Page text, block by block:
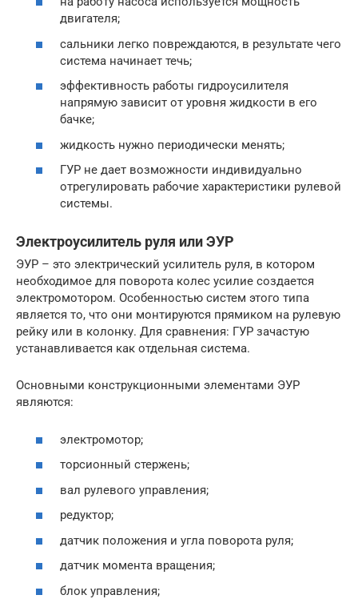
двигателя;
сальники легко повреждаются, в результате чего
система начинает течь;
эффективность работы гидроусилителя
напрямую зависит от уровня жидкости в его
бачке;
жидкость нужно периодически менять;
ГУР не дает возможности индивидуально
отрегулировать рабочие характеристики рулевой
системы.
Электроусилитель руля или ЭУР
ЭУР – это электрический усилитель руля, в котором
необходимое для поворота колес усилие создается
электромотором. Особенностью систем этого типа
является то, что они монтируются прямиком на рулевую
рейку или в колонку. Для сравнения: ГУР зачастую
устанавливается как отдельная система.
Основными конструкционными элементами ЭУР
являются:
электромотор;
торсионный стержень;
вал рулевого управления;
редуктор;
датчик положения и угла поворота руля;
датчик момента вращения;
блок управления;